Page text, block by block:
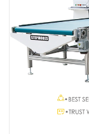
Video
Nachrichten
Kontaktieren